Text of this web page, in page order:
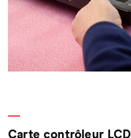
Carte contrôleur LCD